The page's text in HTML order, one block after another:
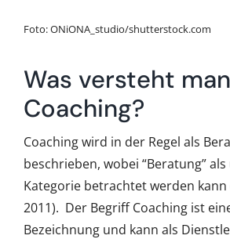
Foto: ONiONA_studio/shutterstock.com
Was versteht
Coaching?
Coaching wird in der Regel als
beschrieben, wobei “Beratung”
Kategorie betrachtet werden kann
2011). Der Begriff Coaching ist
Bezeichnung und kann als